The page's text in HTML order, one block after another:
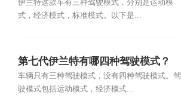
伊兰特这款车有三种驾驶模式，分别是运动模
式，经济模式，标准模式。以下是...
第七代伊兰特有哪四种驾驶模式？
车辆只有三种驾驶模式，没有四种驾驶模式。驾
驶模式包括运动模式，经济模式...